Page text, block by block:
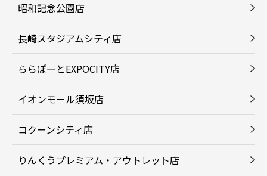
昭和記念公園店
長崎スタジアムシティ店
ららぽーとEXPOCITY店
イオンモール須坂店
コクーンシティ店
りんくうプレミアム・アウトレット店